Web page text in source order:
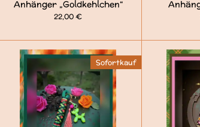
Anhänger „Goldkehlchen“
22,00 €
Sofortkauf